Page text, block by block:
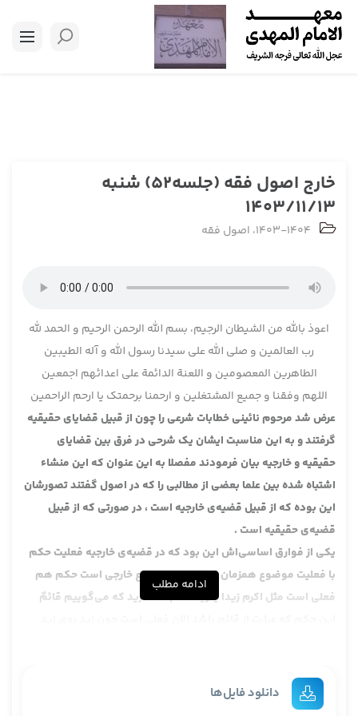
خارج اصول فقه (جلسه52) شنبه
1403/11/13
1403-1404، اصول فقه
اعوذ بالله من الشیطان الرجیم، بسم الله الرحمن الرحیم و الحمد لله
رب العالمین و صلی الله علی سیدنا رسول الله و آله الطیبین
الطاهرین المعصومین و اللعنة الدائمة علی اعدائهم اجمعین
اللهم وفقنا و جمیع المشتغلین و ارحمنا برحمتک یا ارحم الراحمین
عرض شد مرحوم نائینی خطابات شرعی را چون از قبیل قضایای حقیقیه
گرفتند و به این مناسبت ایشان یک شرحی در فرق بین قضایای
حقیقیه و خارجیه بیان فرمودند مفصلا به این عنوان که این منشاء
اشتباه شده بین علما بعضی از مطالبی را که در اصول گفتند تصورشان
این بوده که از قبیل قضیه‌ی خارجیه است ، در صورتی که از قبیل
قضیه‌ی حقیقیه است .
یکی از فوارق اساسی‌اش این بود که در قضیه‌ی خارجیه فعلیت حکم
با فعلیت موضوع همزمان است چون موضوع خارجی است حکم هم
فعلی است مثل اکرم زیدا یا زیدٌ قائمٌ ، مثلا زید که می‌گوییم قائمٌ
طلبیه گرفته است .
ایشان در جمله‌ی طلبیه یا جمله‌ی خبریه در قضیه‌ی خارجیه حالا عرض
ادامه مطلب
دانلود فایل‌ها